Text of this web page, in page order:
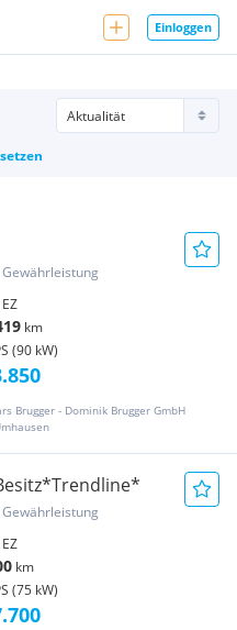
Einloggen
...
EZ
km
(90 kW)
Brugger - Dominik Brugger GmbH
EZ
km
(75 kW)